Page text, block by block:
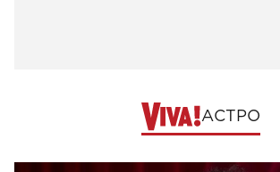
АСТРО